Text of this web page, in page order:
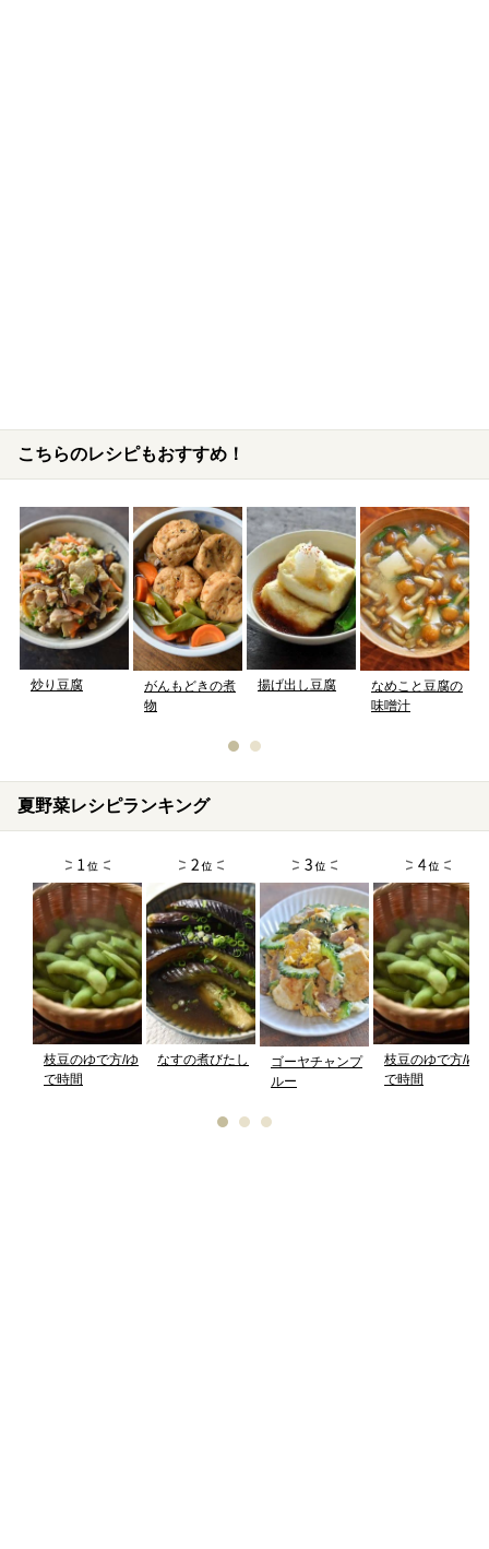
こちらのレシピもおすすめ！
炒り豆腐
がんもどきの煮
物
揚げ出し豆腐
なめこと豆腐の
味噌汁
夏野菜レシピランキング
枝豆のゆで方/ゆ
で時間
なすの煮びたし
ゴーヤチャンプ
ルー
枝豆のゆで方/ゆ
で時間